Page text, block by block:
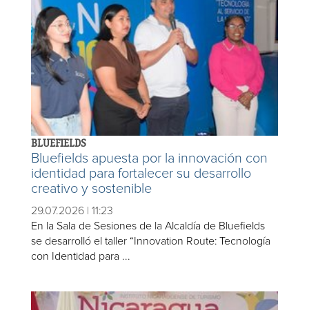
BLUEFIELDS
Bluefields apuesta por la innovación con
identidad para fortalecer su desarrollo
creativo y sostenible
29.07.2026 | 11:23
En la Sala de Sesiones de la Alcaldía de Bluefields
se desarrolló el taller “Innovation Route: Tecnología
con Identidad para ...